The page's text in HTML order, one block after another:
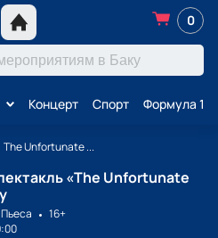
0
Концерт Спорт Формула 1
The Unfortunate ...
«The Unfortunate
Пьеса
16+